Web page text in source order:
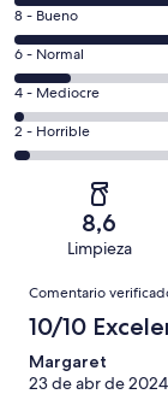
de
un
total
de
102
con
puntuación
37
comentarios
de
un
total
de
102
puntuación
Bueno
8 - Bueno
11
comentarios
de
un
total
puntuación
Normal
6 - Normal
2
comentarios
de
una
puntuación
4 - Mediocre
3
comentarios
102
una
puntuación
de
2 - Horrible
8,6
Limpieza
Comentario
10/10
Margaret
23 de abr de 2024